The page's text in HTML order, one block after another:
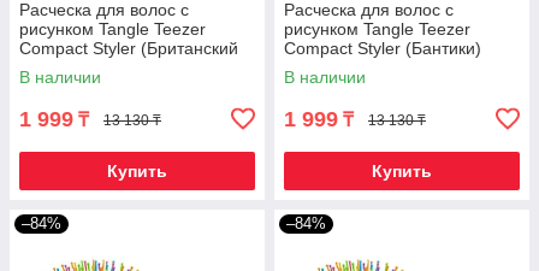
Расческа для волос с
рисунком Tangle Teezer
Compact Styler (Британский
флаг)
В наличии
1 999 ₸ 13 130 ₸
Купить
Расческа для волос с
рисунком Tangle Teezer
Compact Styler (Бантики)
В наличии
1 999 ₸ 13 130 ₸
Купить
–84% –84%